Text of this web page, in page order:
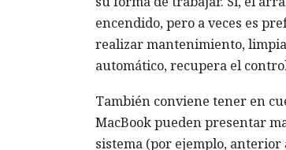
encendido, pero a veces es
realizar mantenimiento,
automático, recupera el
También conviene tener en
MacBook pueden presentar
sistema (por ejemplo, anterior